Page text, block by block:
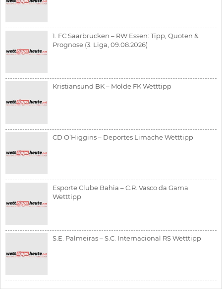
1. FC Saarbrücken – RW Essen: Tipp, Quoten &
Prognose (3. Liga, 09.08.2026)
Kristiansund BK – Molde FK Wetttipp
CD O’Higgins – Deportes Limache Wetttipp
Esporte Clube Bahia – C.R. Vasco da Gama
Wetttipp
S.E. Palmeiras – S.C. Internacional RS Wetttipp